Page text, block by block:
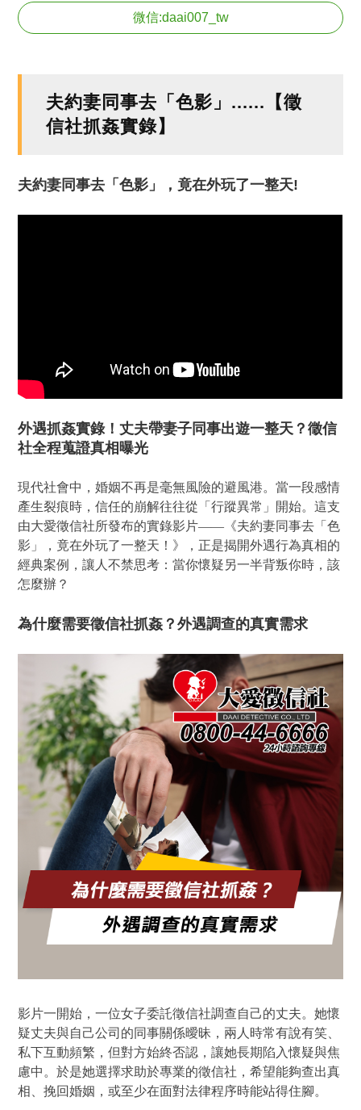
微信:daai007_tw
夫約妻同事去「色影」......【徵
信社抓姦實錄】
夫約妻同事去「色影」，竟在外玩了一整天!
外遇抓姦實錄！丈夫帶妻子同事出遊一整天？徵信
社全程蒐證真相曝光
現代社會中，婚姻不再是毫無風險的避風港。當一段感情
產生裂痕時，信任的崩解往往從「行蹤異常」開始。這支
由大愛徵信社所發布的實錄影片——《夫約妻同事去「色
影」，竟在外玩了一整天！》，正是揭開外遇行為真相的
經典案例，讓人不禁思考：當你懷疑另一半背叛你時，該
怎麼辦？
為什麼需要徵信社抓姦？外遇調查的真實需求
影片一開始，一位女子委託徵信社調查自己的丈夫。她懷
疑丈夫與自己公司的同事關係曖昧，兩人時常有說有笑、
私下互動頻繁，但對方始終否認，讓她長期陷入懷疑與焦
慮中。於是她選擇求助於專業的徵信社，希望能夠查出真
相、挽回婚姻，或至少在面對法律程序時能站得住腳。